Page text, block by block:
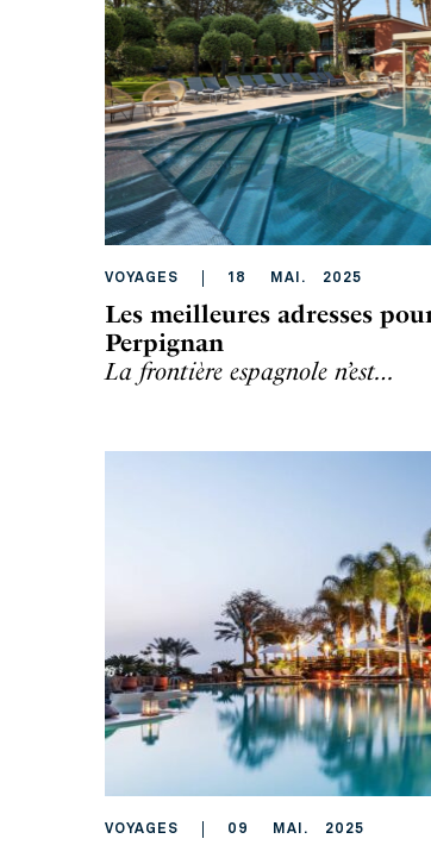
VOYAGES 18 MAI . 2025
Les meilleures adresses
Perpignan
La frontière espagnole n’est…
VOYAGES 09 MAI . 2025